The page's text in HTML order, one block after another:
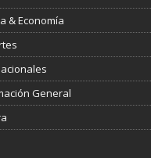
& Economía
General